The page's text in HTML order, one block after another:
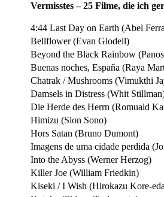
Vermisstes – 25 Filme, die ich
4:44 Last Day on Earth (Abel
Bellflower (Evan Glodell)
Beyond the Black Rainbow
Buenas noches, España (Raya
Chatrak / Mushrooms (Vimukthi
Damsels in Distress (Whit
Die Herde des Herrn (Romuald
Himizu (Sion Sono)
Hors Satan (Bruno Dumont)
Imagens de uma cidade perdida
Into the Abyss (Werner Herzog)
Killer Joe (William Friedkin)
Kiseki / I Wish (Hirokazu Kore-